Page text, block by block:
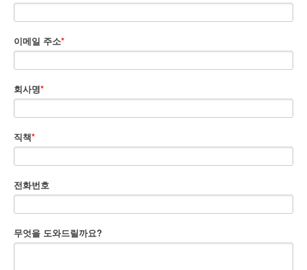
이메일 주소*
회사명*
직책*
전화번호
무엇을 도와드릴까요?